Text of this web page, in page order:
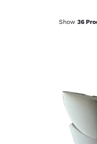
Show 36